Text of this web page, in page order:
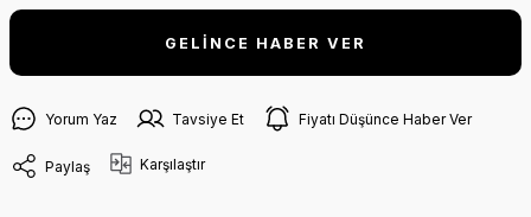
GELİNCE HABER VER
Yorum Yaz Tavsiye Et Fiyatı Düşünce Haber Ver
Paylaş Karşılaştır